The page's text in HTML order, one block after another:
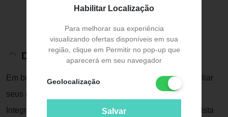
Habilitar Localização
Para melhorar sua experiência
visualizando ofertas disponíveis em sua
região, clique em Permitir no pop-up que
aparecerá em seu navegador
Geolocalização
Salvar
Descrição do Produto
Em busca de aumento de força e resistência para ampliar
seus resultados?
Integralmédica lança em sua linha Darkness, especialista